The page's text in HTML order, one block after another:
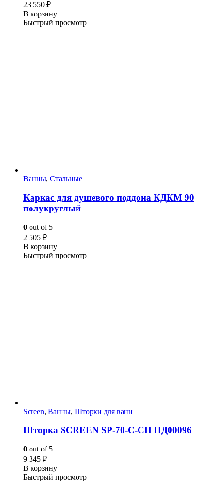
23 550 ₽
В корзину
Быстрый просмотр
Ванны, Стальные
Каркас для душевого поддона КДКМ 90
полукруглый
0 out of 5
2 505 ₽
В корзину
Быстрый просмотр
Screen, Ванны, Шторки для ванн
Шторка SCREEN SP-70-С-CH ПД00096
0 out of 5
9 345 ₽
В корзину
Быстрый просмотр